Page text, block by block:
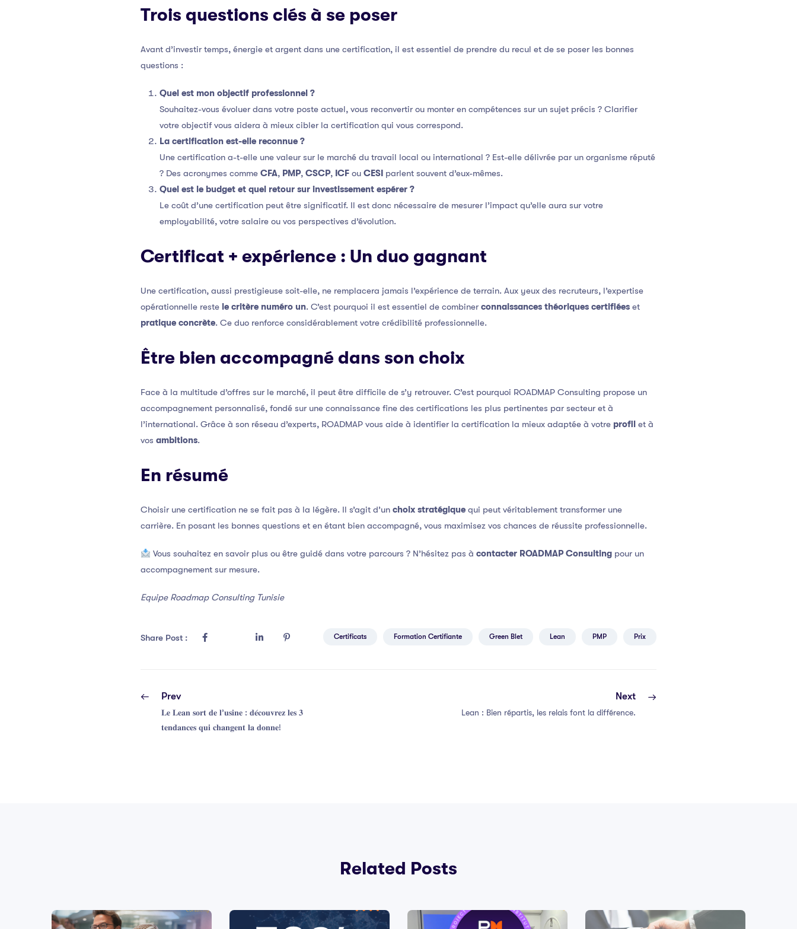
Trois questions clés à se poser
Avant d’investir temps, énergie et argent dans une certification, il est essentiel de prendre du recul et de se poser les bonnes
questions :
Quel est mon objectif professionnel ?
Souhaitez-vous évoluer dans votre poste actuel, vous reconvertir ou monter en compétences sur un sujet précis ? Clarifier
votre objectif vous aidera à mieux cibler la certification qui vous correspond.
La certification est-elle reconnue ?
Une certification a-t-elle une valeur sur le marché du travail local ou international ? Est-elle délivrée par un organisme réputé
? Des acronymes comme CFA, PMP, CSCP, ICF ou CESI parlent souvent d’eux-mêmes.
Quel est le budget et quel retour sur investissement espérer ?
Le coût d’une certification peut être significatif. Il est donc nécessaire de mesurer l’impact qu’elle aura sur votre
employabilité, votre salaire ou vos perspectives d’évolution.
Certificat + expérience : Un duo gagnant
Une certification, aussi prestigieuse soit-elle, ne remplacera jamais l’expérience de terrain. Aux yeux des recruteurs, l’expertise
opérationnelle reste le critère numéro un. C’est pourquoi il est essentiel de combiner connaissances théoriques certifiées et
pratique concrète. Ce duo renforce considérablement votre crédibilité professionnelle.
Être bien accompagné dans son choix
Face à la multitude d’offres sur le marché, il peut être difficile de s’y retrouver. C’est pourquoi ROADMAP Consulting propose un
accompagnement personnalisé, fondé sur une connaissance fine des certifications les plus pertinentes par secteur et à
l’international. Grâce à son réseau d’experts, ROADMAP vous aide à identifier la certification la mieux adaptée à votre profil et à
vos ambitions.
En résumé
Choisir une certification ne se fait pas à la légère. Il s’agit d’un choix stratégique qui peut véritablement transformer une
carrière. En posant les bonnes questions et en étant bien accompagné, vous maximisez vos chances de réussite professionnelle.
Vous souhaitez en savoir plus ou être guidé dans votre parcours ? N’hésitez pas àcontacter ROADMAP Consulting pour un
accompagnement sur mesure.
Equipe Roadmap Consulting Tunisie
Share Post : Certificats Formation Certifiante Green Blet Lean PMP Prix
Prev
𝐋𝐞 𝐋𝐞𝐚𝐧 𝐬𝐨𝐫𝐭 𝐝𝐞 𝐥’𝐮𝐬𝐢𝐧𝐞 : 𝐝𝐞́𝐜𝐨𝐮𝐯𝐫𝐞𝐳 𝐥𝐞𝐬 𝟑
𝐭𝐞𝐧𝐝𝐚𝐧𝐜𝐞𝐬 𝐪𝐮𝐢 𝐜𝐡𝐚𝐧𝐠𝐞𝐧𝐭 𝐥𝐚 𝐝𝐨𝐧𝐧𝐞!
Next
Lean : Bien répartis, les relais font la différence.
Related Posts